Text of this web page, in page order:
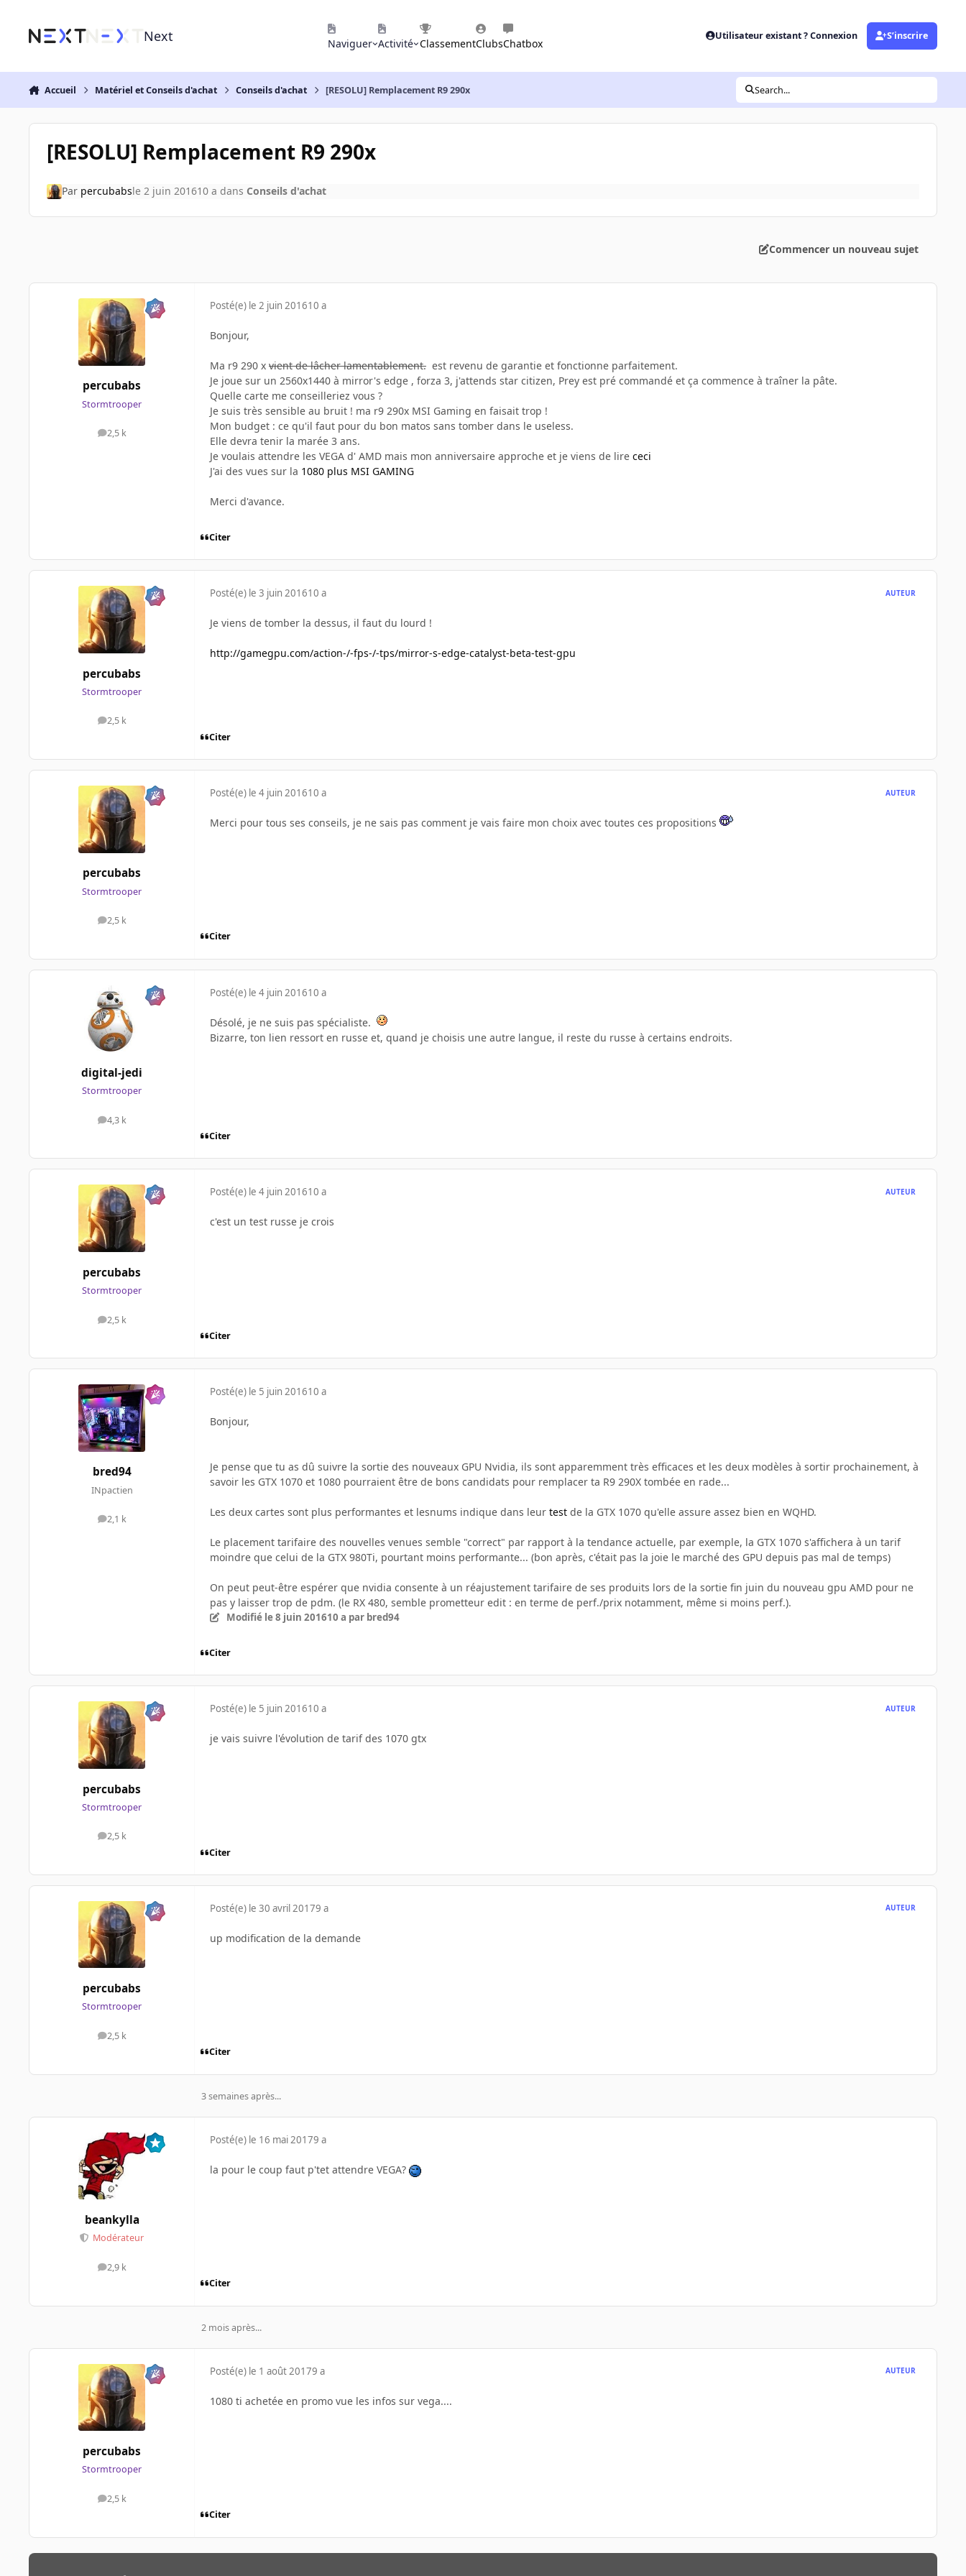
Next Naviguer Activité ClassementClubsChatbox
Utilisateur existant ? Connexion S’inscrire
Accueil Matériel et Conseils d'achat Conseils d'achat [RESOLU] Remplacement R9 290x Search...
[RESOLU] Remplacement R9 290x
Par percubabsle 2 juin 201610 a dans Conseils d'achat
Commencer un nouveau sujet
percubabs
Stormtrooper
2,5 k
messages
Posté(e) le 2 juin 201610 a
Bonjour,
Ma r9 290 x vient de lâcher lamentablement. est revenu de garantie et fonctionne parfaitement.
Je joue sur un 2560x1440 à mirror's edge , forza 3, j'attends star citizen, Prey est pré commandé et ça commence à traîner la pâte.
Quelle carte me conseilleriez vous ?
Je suis très sensible au bruit ! ma r9 290x MSI Gaming en faisait trop !
Mon budget : ce qu'il faut pour du bon matos sans tomber dans le useless.
Elle devra tenir la marée 3 ans.
Je voulais attendre les VEGA d' AMD mais mon anniversaire approche et je viens de lire ceci
J'ai des vues sur la 1080 plus MSI GAMING
Merci d'avance.
Citer
percubabs
Stormtrooper
2,5 k
messages
Posté(e) le 3 juin 201610 a AUTEUR
Je viens de tomber la dessus, il faut du lourd !
http://gamegpu.com/action-/-fps-/-tps/mirror-s-edge-catalyst-beta-test-gpu
Citer
percubabs
Stormtrooper
2,5 k
messages
Posté(e) le 4 juin 201610 a AUTEUR
Merci pour tous ses conseils, je ne sais pas comment je vais faire mon choix avec toutes ces propositions
Citer
digital-jedi
Stormtrooper
4,3 k
messages
Posté(e) le 4 juin 201610 a
Désolé, je ne suis pas spécialiste.
Bizarre, ton lien ressort en russe et, quand je choisis une autre langue, il reste du russe à certains endroits.
Citer
percubabs
Stormtrooper
2,5 k
messages
Posté(e) le 4 juin 201610 a AUTEUR
c'est un test russe je crois
Citer
bred94
INpactien
2,1 k
messages
Posté(e) le 5 juin 201610 a
Bonjour,
Je pense que tu as dû suivre la sortie des nouveaux GPU Nvidia, ils sont apparemment très efficaces et les deux modèles à sortir prochainement, à
savoir les GTX 1070 et 1080 pourraient être de bons candidats pour remplacer ta R9 290X tombée en rade...
Les deux cartes sont plus performantes et lesnums indique dans leur test de la GTX 1070 qu'elle assure assez bien en WQHD.
Le placement tarifaire des nouvelles venues semble "correct" par rapport à la tendance actuelle, par exemple, la GTX 1070 s'affichera à un tarif
moindre que celui de la GTX 980Ti, pourtant moins performante... (bon après, c'était pas la joie le marché des GPU depuis pas mal de temps)
On peut peut-être espérer que nvidia consente à un réajustement tarifaire de ses produits lors de la sortie fin juin du nouveau gpu AMD pour ne
pas y laisser trop de pdm. (le RX 480, semble prometteur edit : en terme de perf./prix notamment, même si moins perf.).
Modifié le 8 juin 201610 a par bred94
Citer
percubabs
Stormtrooper
2,5 k
messages
Posté(e) le 5 juin 201610 a AUTEUR
je vais suivre l'évolution de tarif des 1070 gtx
Citer
percubabs
Stormtrooper
2,5 k
messages
Posté(e) le 30 avril 20179 a AUTEUR
up modification de la demande
Citer
3 semaines après...
beankylla
Modérateur
2,9 k
messages
Posté(e) le 16 mai 20179 a
la pour le coup faut p'tet attendre VEGA?
Citer
2 mois après...
percubabs
Stormtrooper
2,5 k
messages
Posté(e) le 1 août 20179 a AUTEUR
1080 ti achetée en promo vue les infos sur vega....
Citer